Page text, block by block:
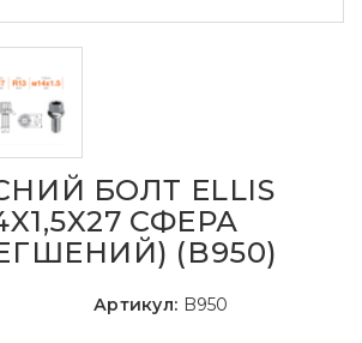
БОЛТ ELLIS
СФЕРА
(B950)
Артикул: B950